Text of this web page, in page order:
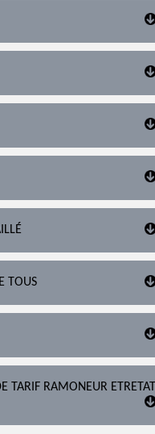
TOUS
TARIF RAMONEUR ETRETAT